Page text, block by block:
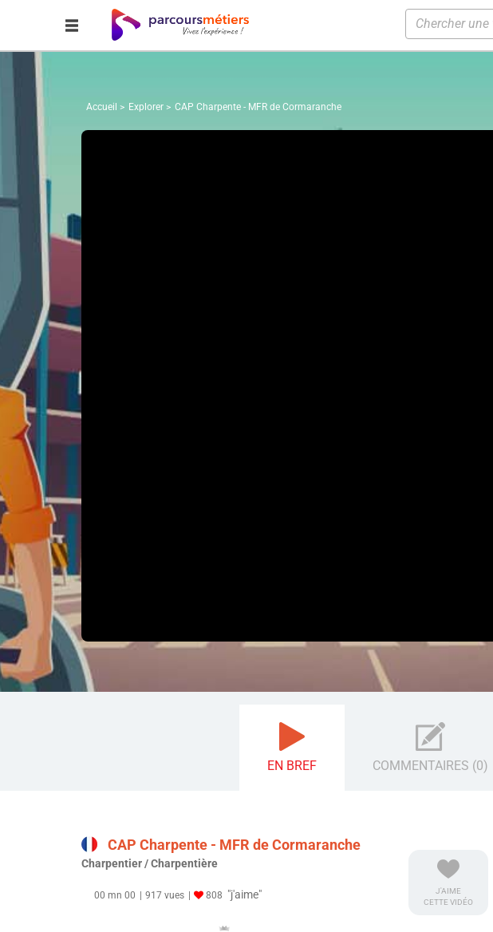
Accueil Explorer CAP Charpente - MFR de Cormaranche
EN BREF COMMENTAIRES (0)
CAP Charpente - MFR de Cormaranche
Charpentier / Charpentière
00 mn 00 917 vues 808 "j'aime"
J'AIME
CETTE VIDÉO